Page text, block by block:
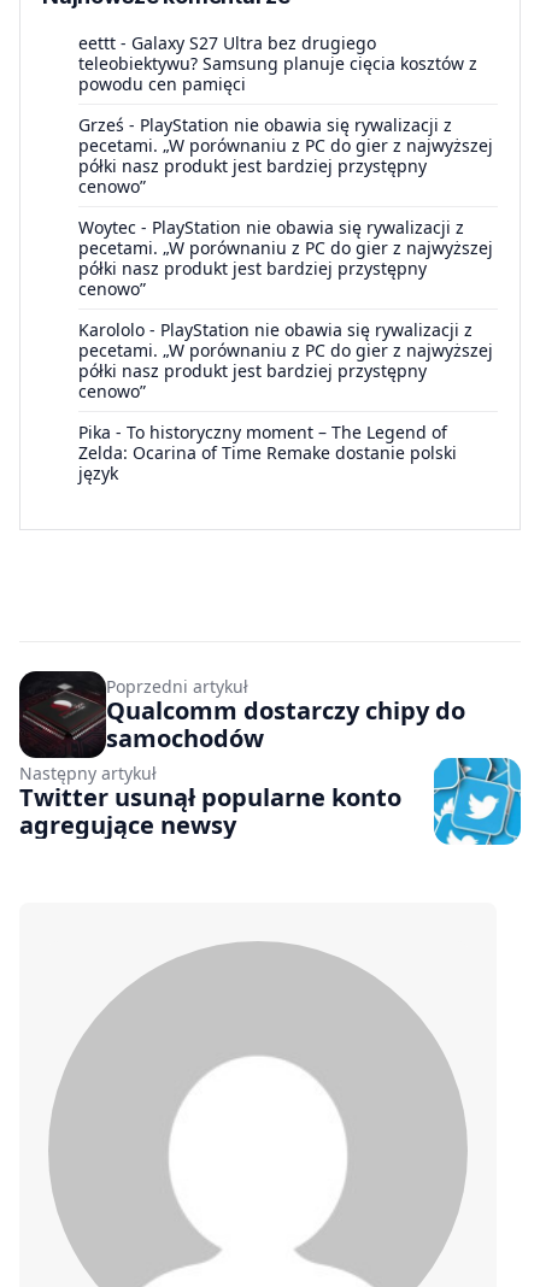
eettt - Galaxy S27 Ultra bez drugiego
teleobiektywu? Samsung planuje cięcia kosztów z
powodu cen pamięci
Grześ - PlayStation nie obawia się rywalizacji z
pecetami. „W porównaniu z PC do gier z najwyższej
półki nasz produkt jest bardziej przystępny
cenowo”
Woytec - PlayStation nie obawia się rywalizacji z
pecetami. „W porównaniu z PC do gier z najwyższej
półki nasz produkt jest bardziej przystępny
cenowo”
Karololo - PlayStation nie obawia się rywalizacji z
pecetami. „W porównaniu z PC do gier z najwyższej
półki nasz produkt jest bardziej przystępny
cenowo”
Pika - To historyczny moment – The Legend of
Zelda: Ocarina of Time Remake dostanie polski
język
Poprzedni artykuł
Qualcomm dostarczy chipy do
samochodów
Następny artykuł
Twitter usunął popularne konto
agregujące newsy